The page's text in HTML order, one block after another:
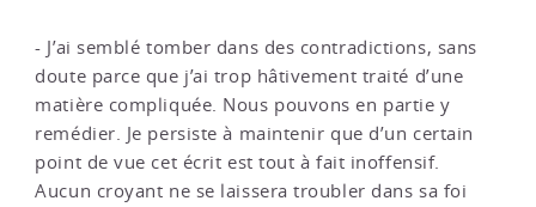
- J’ai semblé tomber dans des contradictions, sans
doute parce que j’ai trop hâtivement traité d’une
matière compliquée. Nous pouvons en partie y
remédier. Je persiste à maintenir que d’un certain
point de vue cet écrit est tout à fait inoffensif.
Aucun croyant ne se laissera troubler dans sa foi